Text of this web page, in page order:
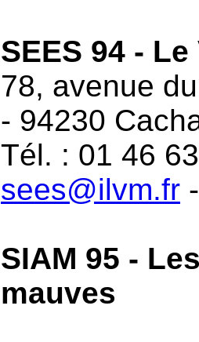
SEES 94 -
78, avenue
- 94230
Tél. : 01 46
sees@ilvm.fr
SIAM 95 -
mauves